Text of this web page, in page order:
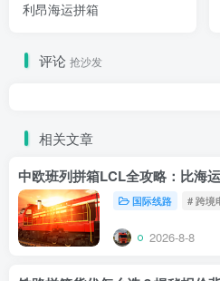
利昂海运拼箱
评论 抢沙发
相关文章
国际线路 # 跨境
2026-8-8